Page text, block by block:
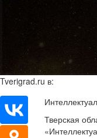
Tverigrad.ru в:
Тверская